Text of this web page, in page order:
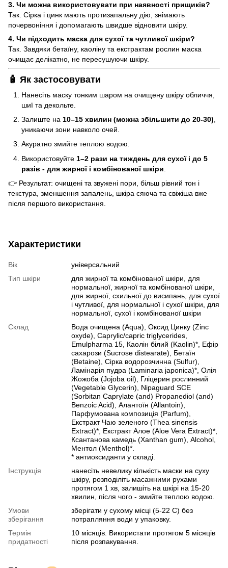
3. Чи можна використовувати при наявності прищиків?
Так. Сірка і цинк мають протизапальну дію, знімають
почервоніння і допомагають швидше відновити шкіру.
4. Чи підходить маска для сухої та чутливої шкіри?
Так. Завдяки бетаїну, каоліну та екстрактам рослин маска
очищає делікатно, не пересушуючи шкіру.
🧴 Як застосовувати
Нанесіть маску тонким шаром на очищену шкіру обличчя,
шиї та декольте.
Залиште на 10–15 хвилин (можна збільшити до 20-30)
уникаючи зони навколо очей.
Акуратно змийте теплою водою.
Використовуйте 1–2 рази на тиждень для сухої і до 5
разів - для жирної і комбінованої шкіри
👉 Результат: очищені та звужені пори, більш рівний тон і
текстура, зменшення запалень, шкіра сяюча та свіжіша вже
після першого використання.
Характеристики
Вік
універсальний
Тип шкіри
для жирної та комбінованої шкіри, для
нормальної, жирної та комбінованої шкіри,
для жирної, схильної до висипань, для сухої
і чутливої, для нормальної і сухої шкіри, для
нормальної, сухої і комбінованої шкіри
Склад
Вода очищена (Aqua), Оксид Цинку (Zinc
oxyde), Caprylic/capric triglycerides,
Emulpharma 15, Каолін білий (Kaolin)*, Ефір
сахарози (Sucrose distearate), Бетаїн
(Betaine), Сірка водорозчинна (Sulfur),
Ламінарія пудра (Laminaria japonica)*, Олія
Жожоба (Jojoba oil), Гліцерин рослинний
(Vegetable Glycerin), Nipaguard SCE
(Sorbitan Caprylate (and) Propanediol (and)
Benzoic Acid), Алантоїн (Allantoin),
Парфумована композиція (Рarfum),
Екстракт Чаю зеленого (Thea sinensis
Extract)*, Екстракт Алое (Aloe Vera Extract)*,
Ксантанова камедь (Xanthan gum), Alcohol,
Ментол (Menthol)*.
* антиоксиданти у складі.
Інструкція
нанесіть невелику кількість маски на суху
шкіру, розподіліть масажними рухами
протягом 1 хв, залишіть на шкірі на 15-20
хвилин, після чого - змийте теплою водою.
Умови
зберігання
зберігати у сухому місці (5-22 С) без
потрапляння води у упаковку.
Термін
придатності
10 місяців. Використати протягом 5 місяців
після розпакування.